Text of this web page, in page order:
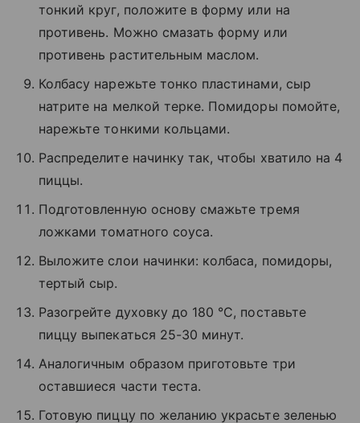
тонкий круг, положите в форму или на
противень. Можно смазать форму или
противень растительным маслом.
Колбасу нарежьте тонко пластинами, сыр
натрите на мелкой терке. Помидоры помойте,
нарежьте тонкими кольцами.
Распределите начинку так, чтобы хватило на 4
пиццы.
Подготовленную основу смажьте тремя
ложками томатного соуса.
Выложите слои начинки: колбаса, помидоры,
тертый сыр.
Разогрейте духовку до 180 °C, поставьте
пиццу выпекаться 25-30 минут.
Аналогичным образом приготовьте три
оставшиеся части теста.
Готовую пиццу по желанию украсьте зеленью